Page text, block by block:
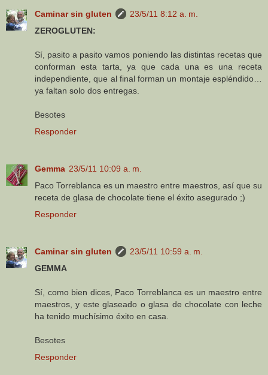
Caminar sin gluten
23/5/11 8:12 a. m.
ZEROGLUTEN:
Sí, pasito a pasito vamos poniendo las distintas recetas que
conforman esta tarta, ya que cada una es una receta
independiente, que al final forman un montaje espléndido…
ya faltan solo dos entregas.
Besotes
Responder
Gemma 23/5/11 10:09 a. m.
Paco Torreblanca es un maestro entre maestros, así que su
receta de glasa de chocolate tiene el éxito asegurado ;)
Responder
Caminar sin gluten
23/5/11 10:59 a. m.
GEMMA
Sí, como bien dices, Paco Torreblanca es un maestro entre
maestros, y este glaseado o glasa de chocolate con leche
ha tenido muchísimo éxito en casa.
Besotes
Responder